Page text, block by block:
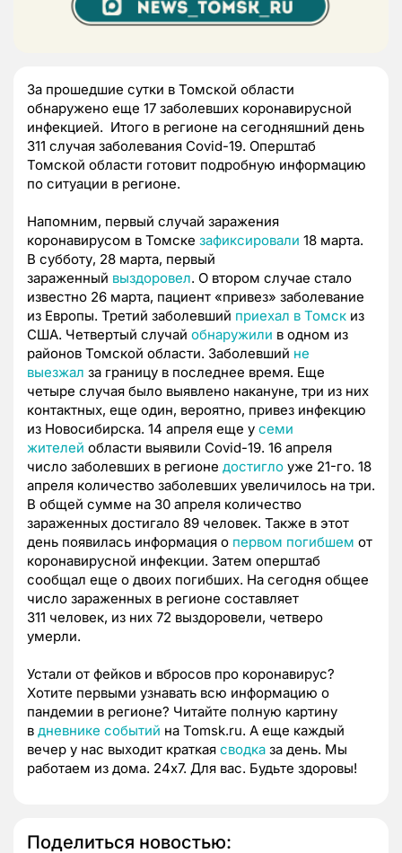
За прошедшие сутки в Томской области
обнаружено еще 17 заболевших коронавирусной
инфекцией. Итого в регионе на сегодняшний день
311 случая заболевания Covid-19. Оперштаб
Томской области готовит подробную информацию
по ситуации в регионе.
Напомним, первый случай заражения
коронавирусом в Томске зафиксировали 18 марта.
В субботу, 28 марта, первый
зараженный выздоровел. О втором случае стало
известно 26 марта, пациент «привез» заболевание
из Европы. Третий заболевший приехал в Томск из
США. Четвертый случай обнаружили в одном из
районов Томской области. Заболевший не
выезжал за границу в последнее время. Еще
четыре случая было выявлено накануне, три из них
контактных, еще один, вероятно, привез инфекцию
из Новосибирска. 14 апреля еще у семи
жителей области выявили Covid-19. 16 апреля
число заболевших в регионе достигло уже 21-го. 18
апреля количество заболевших увеличилось на три.
В общей сумме на 30 апреля количество
зараженных достигало 89 человек. Также в этот
день появилась информация о первом погибшем от
коронавирусной инфекции. Затем оперштаб
сообщал еще о двоих погибших. На сегодня общее
число зараженных в регионе составляет
311 человек, из них 72 выздоровели, четверо
умерли.
Устали от фейков и вбросов про коронавирус?
Хотите первыми узнавать всю информацию о
пандемии в регионе? Читайте полную картину
в дневнике событий на Tomsk.ru. А еще каждый
вечер у нас выходит краткая сводка за день. Мы
работаем из дома. 24х7. Для вас. Будьте здоровы!
Поделиться новостью: